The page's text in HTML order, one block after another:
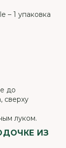
– 1 упаковка
до
сверху
луком.
ИЗ